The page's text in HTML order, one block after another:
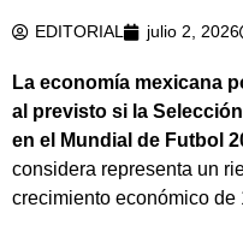
EDITORIAL julio 2, 2026
La economía mexicana
al previsto si la
en el Mundial de Futbol
considera representa un
crecimiento económico de